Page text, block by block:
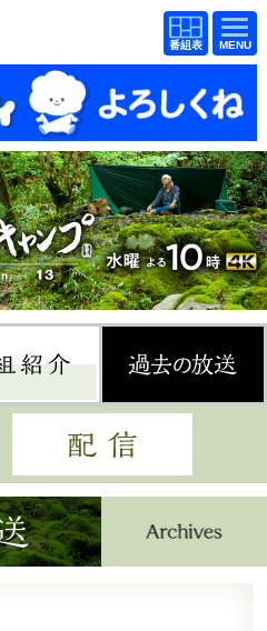
番組
表
番組
表
映画
報道
スポーツ
エンタメ
ファンクラブ
検索
4K放送
ショッピング
プレゼント
会社情報
Twitter
過去の放送